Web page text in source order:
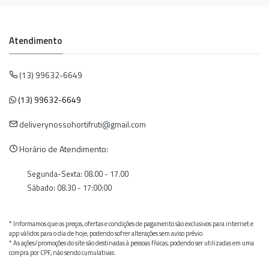
Atendimento
(13) 99632-6649
(13) 99632-6649
deliverynossohortifruti@gmail.com
Horário de Atendimento:
Segunda-Sexta: 08.00 - 17.00
Sábado: 08.30 - 17:00:00
* Informamos que os preços, ofertas e condições de pagamento são exclusivos para internet e
app válidos para o dia de hoje, podendo sofrer alterações sem aviso prévio.
* As ações/promoções do site são destinadas à pessoas físicas, podendo ser utilizadas em uma
compra por CPF, não sendo cumulativas.